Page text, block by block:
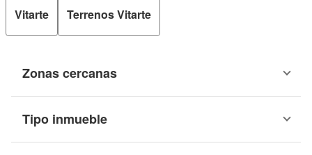
Vitarte Terrenos Vitarte
Zonas cercanas
Tipo inmueble